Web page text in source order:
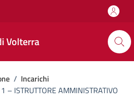
Volterra
/ Incarichi
ISTRUTTORE AMMINISTRATIVO